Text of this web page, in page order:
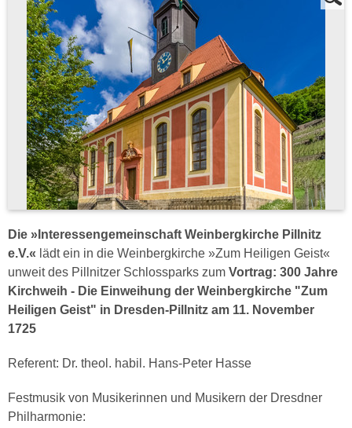
Die »Interessengemeinschaft Weinbergkirche Pillnitz
e.V.« lädt ein in die Weinbergkirche »Zum Heiligen Geist«
unweit des Pillnitzer Schlossparks zum Vortrag: 300 Jahre
Kirchweih - Die Einweihung der Weinbergkirche "Zum
Heiligen Geist" in Dresden-Pillnitz am 11. November
1725
Referent: Dr. theol. habil. Hans-Peter Hasse
Festmusik von Musikerinnen und Musikern der Dresdner
Philharmonie: